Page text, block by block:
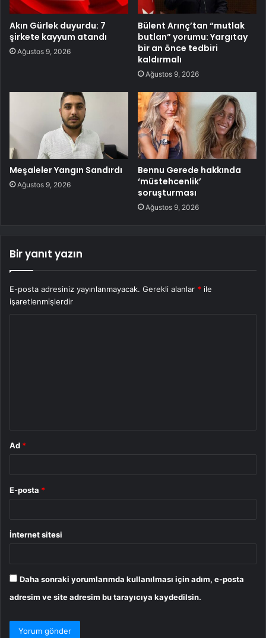
Akın Gürlek duyurdu: 7
şirkete kayyum atandı
Ağustos 9, 2026
Bülent Arınç’tan “mutlak
butlan” yorumu: Yargıtay
bir an önce tedbiri
kaldırmalı
Ağustos 9, 2026
Meşaleler Yangın Sandırdı
Ağustos 9, 2026
Bennu Gerede hakkında
‘müstehcenlik’
soruşturması
Ağustos 9, 2026
Bir yanıt yazın
E-posta adresiniz yayınlanmayacak. Gerekli alanlar * ile
işaretlenmişlerdir
Ad *
E-posta *
İnternet sitesi
Daha sonraki yorumlarımda kullanılması için adım, e-posta
adresim ve site adresim bu tarayıcıya kaydedilsin.